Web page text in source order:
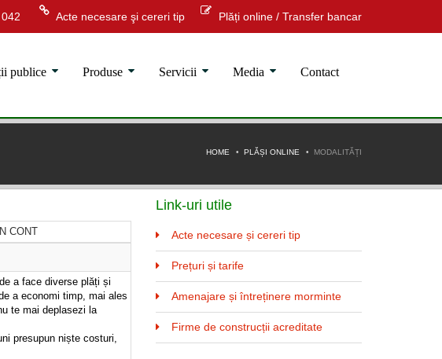
Acte necesare şi cereri tip Plăți online / Transfer bancar
publice Produse Servicii Media Contact
HOME PLĂȘI ONLINE MODALITĂȚI
CONT
a face diverse plăți și
a economi timp, mai ales
te mai deplasezi la
presupun niște costuri,
Link-uri utile
Acte necesare și cereri tip
Prețuri și tarife
Amenajare și întreținere morminte
Firme de construcții acreditate